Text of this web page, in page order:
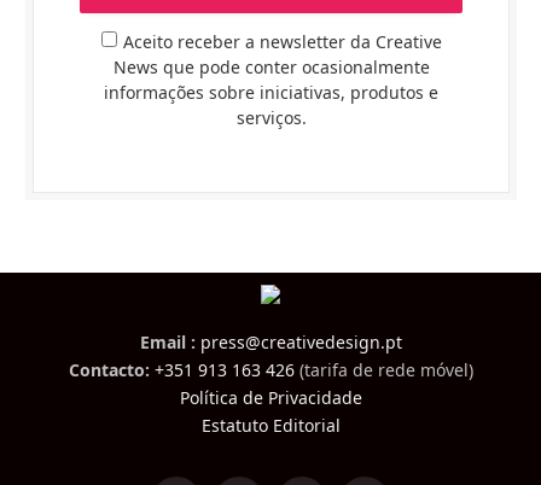
Aceito receber a newsletter da Creative
News que pode conter ocasionalmente
informações sobre iniciativas, produtos e
serviços.
Email : press@creativedesign.pt
Contacto: +351 913 163 426(tarifa de rede móvel)
Política de Privacidade
Estatuto Editorial